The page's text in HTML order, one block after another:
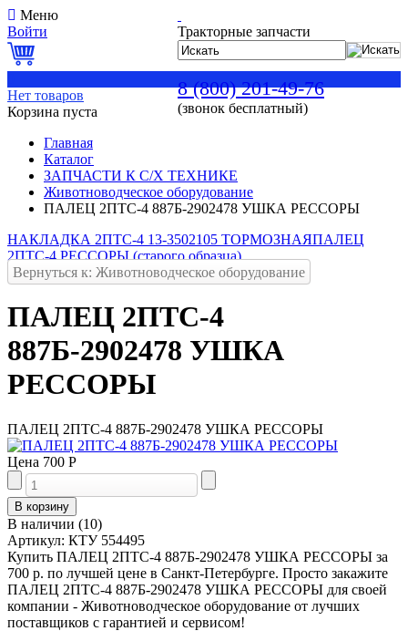
Тракторные запчасти
8 (800) 201-49-76
(звонок бесплатный)
Меню
Войти
Нет товаров
Корзина пуста
Главная
Каталог
ЗАПЧАСТИ К С/Х ТЕХНИКЕ
Животноводческое оборудование
ПАЛЕЦ 2ПТС-4 887Б-2902478 УШКА РЕССОРЫ
НАКЛАДКА 2ПТС-4 13-3502105 ТОРМОЗНАЯПАЛЕЦ
2ПТС-4 РЕССОРЫ (старого образца)
Вернуться к: Животноводческое оборудование
ПАЛЕЦ 2ПТС-4
887Б-2902478 УШКА
РЕССОРЫ
ПАЛЕЦ 2ПТС-4 887Б-2902478 УШКА РЕССОРЫ
Цена 700 Р
В наличии (10)
Артикул: КТУ 554495
Купить ПАЛЕЦ 2ПТС-4 887Б-2902478 УШКА РЕССОРЫ за
700 р. по лучшей цене в Санкт-Петербурге. Просто закажите
ПАЛЕЦ 2ПТС-4 887Б-2902478 УШКА РЕССОРЫ для своей
компании - Животноводческое оборудование от лучших
поставщиков с гарантией и сервисом!